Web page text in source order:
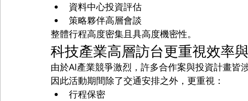
資料中心投資評估
策略夥伴高層會談
整體行程高度密集且具高度機密性。
科技產業高層訪台更重視效率
由於AI產業競爭激烈，許多合作案與投資計畫皆
因此活動期間除了交通安排之外，更重視：
行程保密